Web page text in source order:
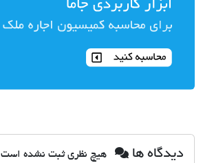
دیدگاه ها هیچ نظری ثبت نشده است